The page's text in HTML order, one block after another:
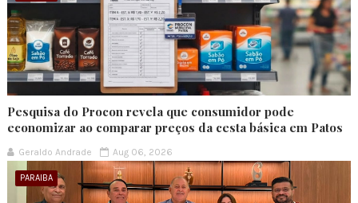
Pesquisa do Procon revela que consumidor pode
economizar ao comparar preços da cesta básica em Patos
Geraldo Andrade Aug 06, 2026
PARAIBA